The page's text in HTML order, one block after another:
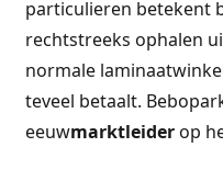
particulieren betekent
rechtstreeks ophalen
normale
teveel betaalt.
eeuwmarktleiderop